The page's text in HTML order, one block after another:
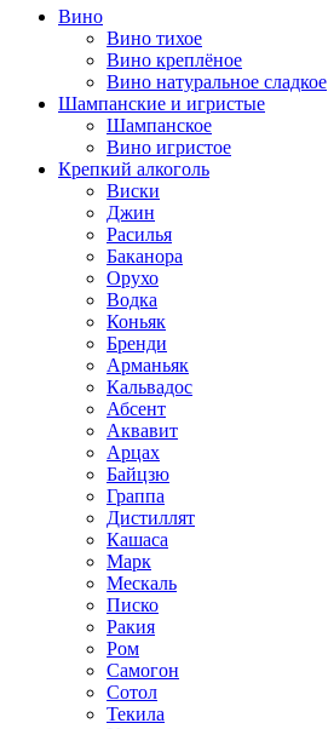
Вино
Вино тихое
Вино креплёное
Вино натуральное сладкое
Шампанские и игристые
Шампанское
Вино игристое
Крепкий алкоголь
Виски
Джин
Расилья
Баканора
Орухо
Водка
Коньяк
Бренди
Арманьяк
Кальвадос
Абсент
Аквавит
Арцах
Байцзю
Граппа
Дистиллят
Кашаса
Марк
Мескаль
Писко
Ракия
Ром
Самогон
Сотол
Текила